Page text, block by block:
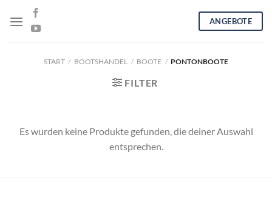
ANGEBOTE
START / BOOTSHANDEL / BOOTE / PONTONBOOTE
FILTER
Es wurden keine Produkte gefunden, die deiner Auswahl
entsprechen.